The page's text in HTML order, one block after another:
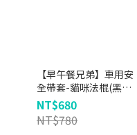
【早午餐兄弟】車用安
全帶套-貓咪法棍(黑白
一組)
NT$680
NT$780